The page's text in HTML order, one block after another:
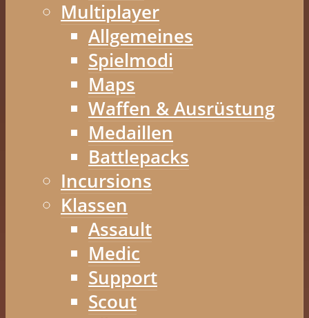
Multiplayer
Allgemeines
Spielmodi
Maps
Waffen & Ausrüstung
Medaillen
Battlepacks
Incursions
Klassen
Assault
Medic
Support
Scout